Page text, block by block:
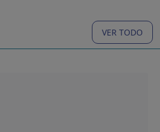
VER TODO